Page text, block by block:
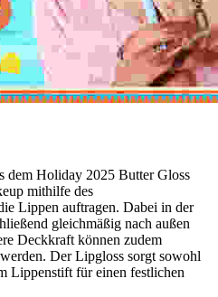
dem Holiday 2025 Butter Gloss
mithilfe des
Lippen auftragen. Dabei in der
gleichmäßig nach außen
Deckkraft können zudem
Der Lipgloss sorgt sowohl
Lippenstift für einen festlichen